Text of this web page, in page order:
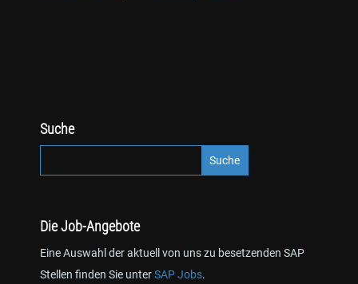
Suche
Die Job-Angebote
Eine Auswahl der aktuell von uns zu besetzenden SAP
Stellen finden Sie unterSAP Jobs.